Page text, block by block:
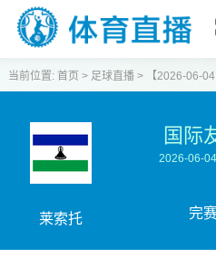
当前位置: 首页 > 足球直播> 【2026-06-
莱索托
国际
2026-06-
完